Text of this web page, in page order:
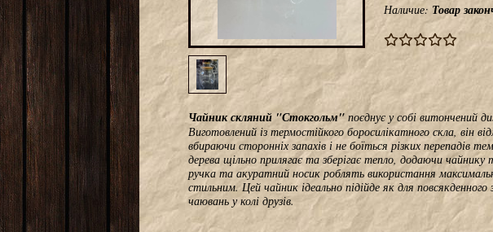
Наличие: Товар
Чайник скляний "Стокгольм" поєднує у собі витончений
Виготовлений із термостійкого боросилікатного скла, він
вбираючи сторонніх запахів і не боїться різких перепадів
дерева щільно прилягає та зберігає тепло, додаючи
ручка та акуратний носик роблять використання
стильним. Цей чайник ідеально підійде як для
чаювань у колі друзів.